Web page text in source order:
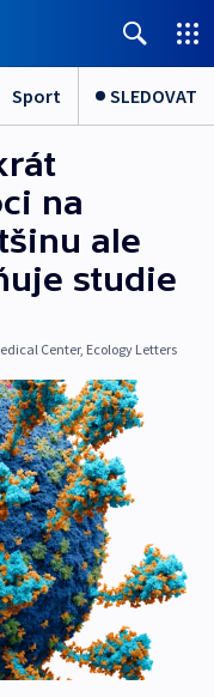
Sport SLEDOVAT
na
ale
studie
Center, Ecology Letters